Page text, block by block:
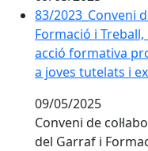
83/2023_Conveni
Formació i
acció formativa
a joves tutelats i
09/05/2025
Conveni de
del Garraf i